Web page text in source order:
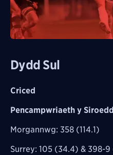
Dydd Sul
Criced
Pencampwriaeth y Siroedd
Morgannwg: 358 (114.1)
Surrey: 105 (34.4) & 398-